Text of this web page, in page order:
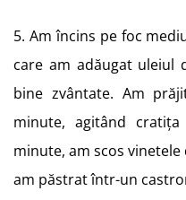
5. Am încins pe foc
care am adăugat uleiul
bine zvântate. Am
minute, agitând
minute, am scos
am păstrat într-un